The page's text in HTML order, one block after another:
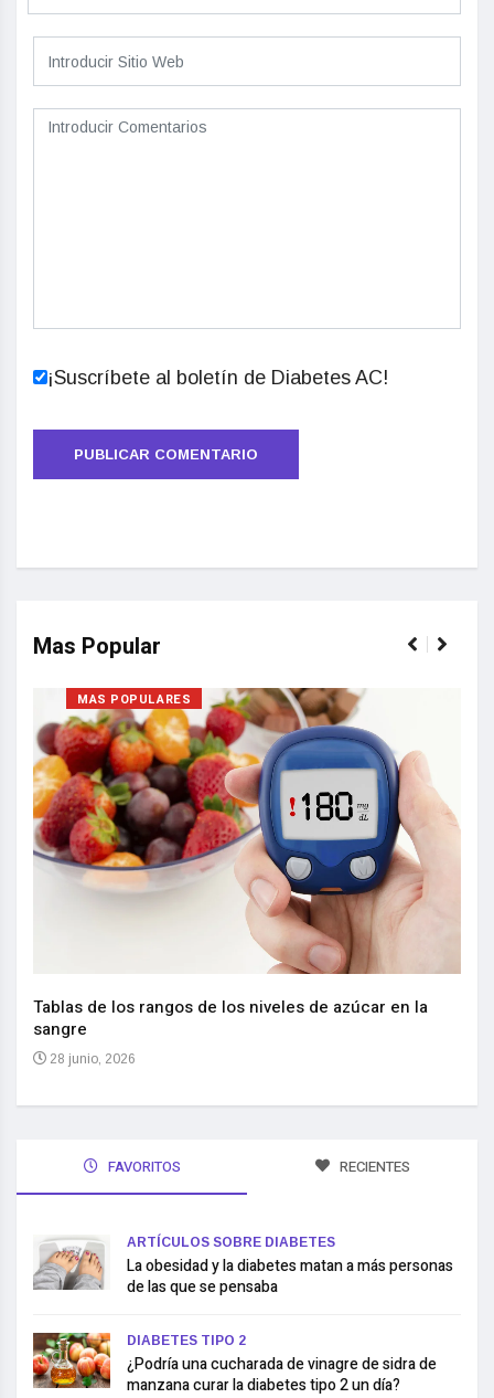
¡Suscríbete al boletín de Diabetes AC!
Mas Popular
MAS POPULARES
Tablas de los rangos de los niveles de azúcar en la
sangre
28 junio, 2026
FAVORITOS RECIENTES
ARTÍCULOS SOBRE DIABETES
La obesidad y la diabetes matan a más personas
de las que se pensaba
DIABETES TIPO 2
¿Podría una cucharada de vinagre de sidra de
manzana curar la diabetes tipo 2 un día?